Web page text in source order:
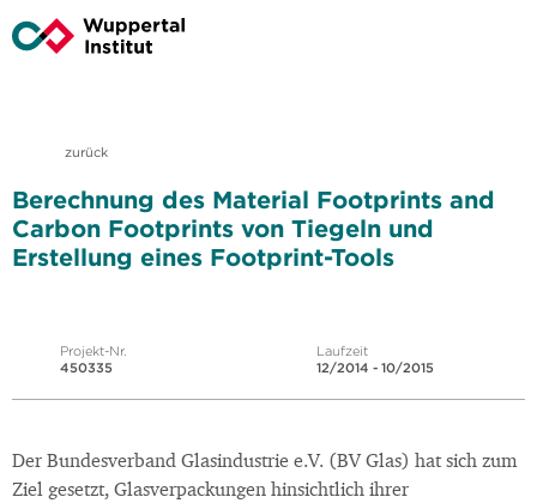
zurück
Berechnung des Material Footprints and
Carbon Footprints von Tiegeln und
Erstellung eines Footprint-Tools
Projekt-Nr.
450335
Laufzeit
12/2014 - 10/2015
Der Bundesverband Glasindustrie e.V. (BV Glas) hat sich zum
Ziel gesetzt, Glasverpackungen hinsichtlich ihrer